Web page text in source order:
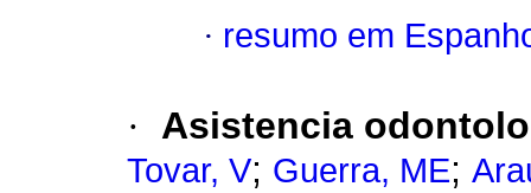
· resumo em
· Asistencia
Tovar, V; Guerra, ME;